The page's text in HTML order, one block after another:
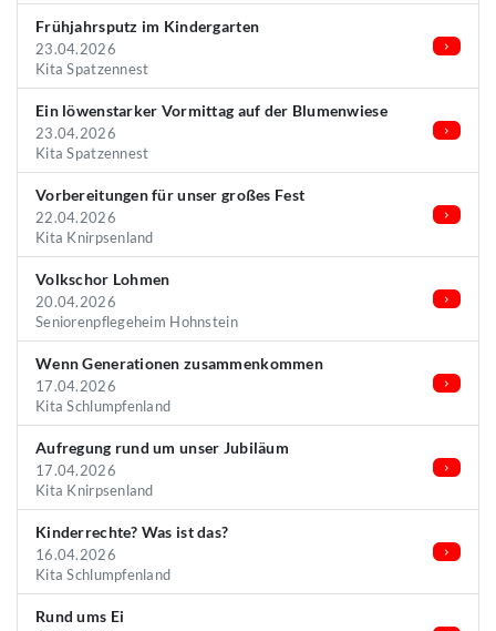
Frühjahrsputz im Kindergarten
23.04.2026
Kita Spatzennest
Ein löwenstarker Vormittag auf der Blumenwiese
23.04.2026
Kita Spatzennest
Vorbereitungen für unser großes Fest
22.04.2026
Kita Knirpsenland
Volkschor Lohmen
20.04.2026
Seniorenpflegeheim Hohnstein
Wenn Generationen zusammenkommen
17.04.2026
Kita Schlumpfenland
Aufregung rund um unser Jubiläum
17.04.2026
Kita Knirpsenland
Kinderrechte? Was ist das?
16.04.2026
Kita Schlumpfenland
Rund ums Ei